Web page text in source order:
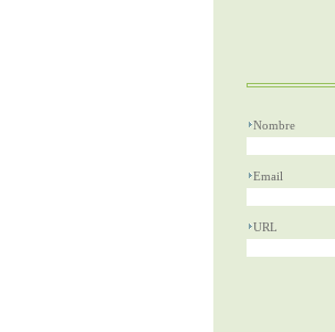
Nombre
Email
URL